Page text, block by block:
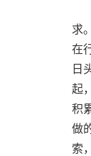
求
在
日
起
积
做
索